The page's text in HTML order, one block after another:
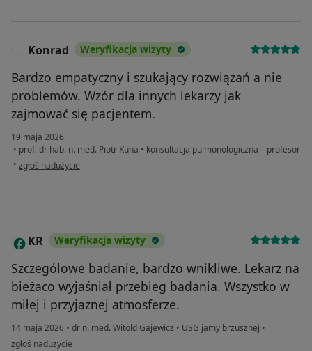
Konrad Weryfikacja wizyty
Bardzo empatyczny i szukający rozwiązań a nie
problemów. Wzór dla innych lekarzy jak
zajmować się pacjentem.
19 maja 2026
• prof. dr hab. n. med. Piotr Kuna • konsultacja pulmonologiczna – profesor
• w opinii użytkownika Konrad
zgłoś nadużycie
K KR Weryfikacja wizyty
Szczególowe badanie, bardzo wnikliwe. Lekarz na
bieżaco wyjaśniał przebieg badania. Wszystko w
miłej i przyjaznej atmosferze.
14 maja 2026 • dr n. med. Witold Gajewicz • USG jamy brzusznej •
w opinii użytkownika KR
zgłoś nadużycie